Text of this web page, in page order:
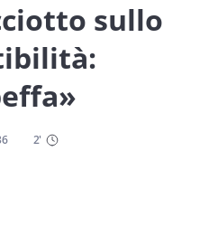
sullo
2'